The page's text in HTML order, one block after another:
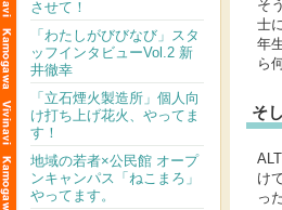
させて！
「わたしがびびなび」スタ
ッフインタビューVol.2 新
井徹幸
「立石煙火製造所」個人向
け打ち上げ花火、やってま
す！
地域の若者×公民館 オープ
ンキャンパス「ねこまろ」
やってます。
そ
士
年
ら
そ
け
っ